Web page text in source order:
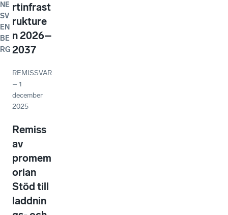
NE
SV
EN
BE
RG
rtinfrast
rukture
n 2026–
2037
REMISSVAR
–1
december
2025
Remiss
av
promem
orian
Stöd till
laddnin